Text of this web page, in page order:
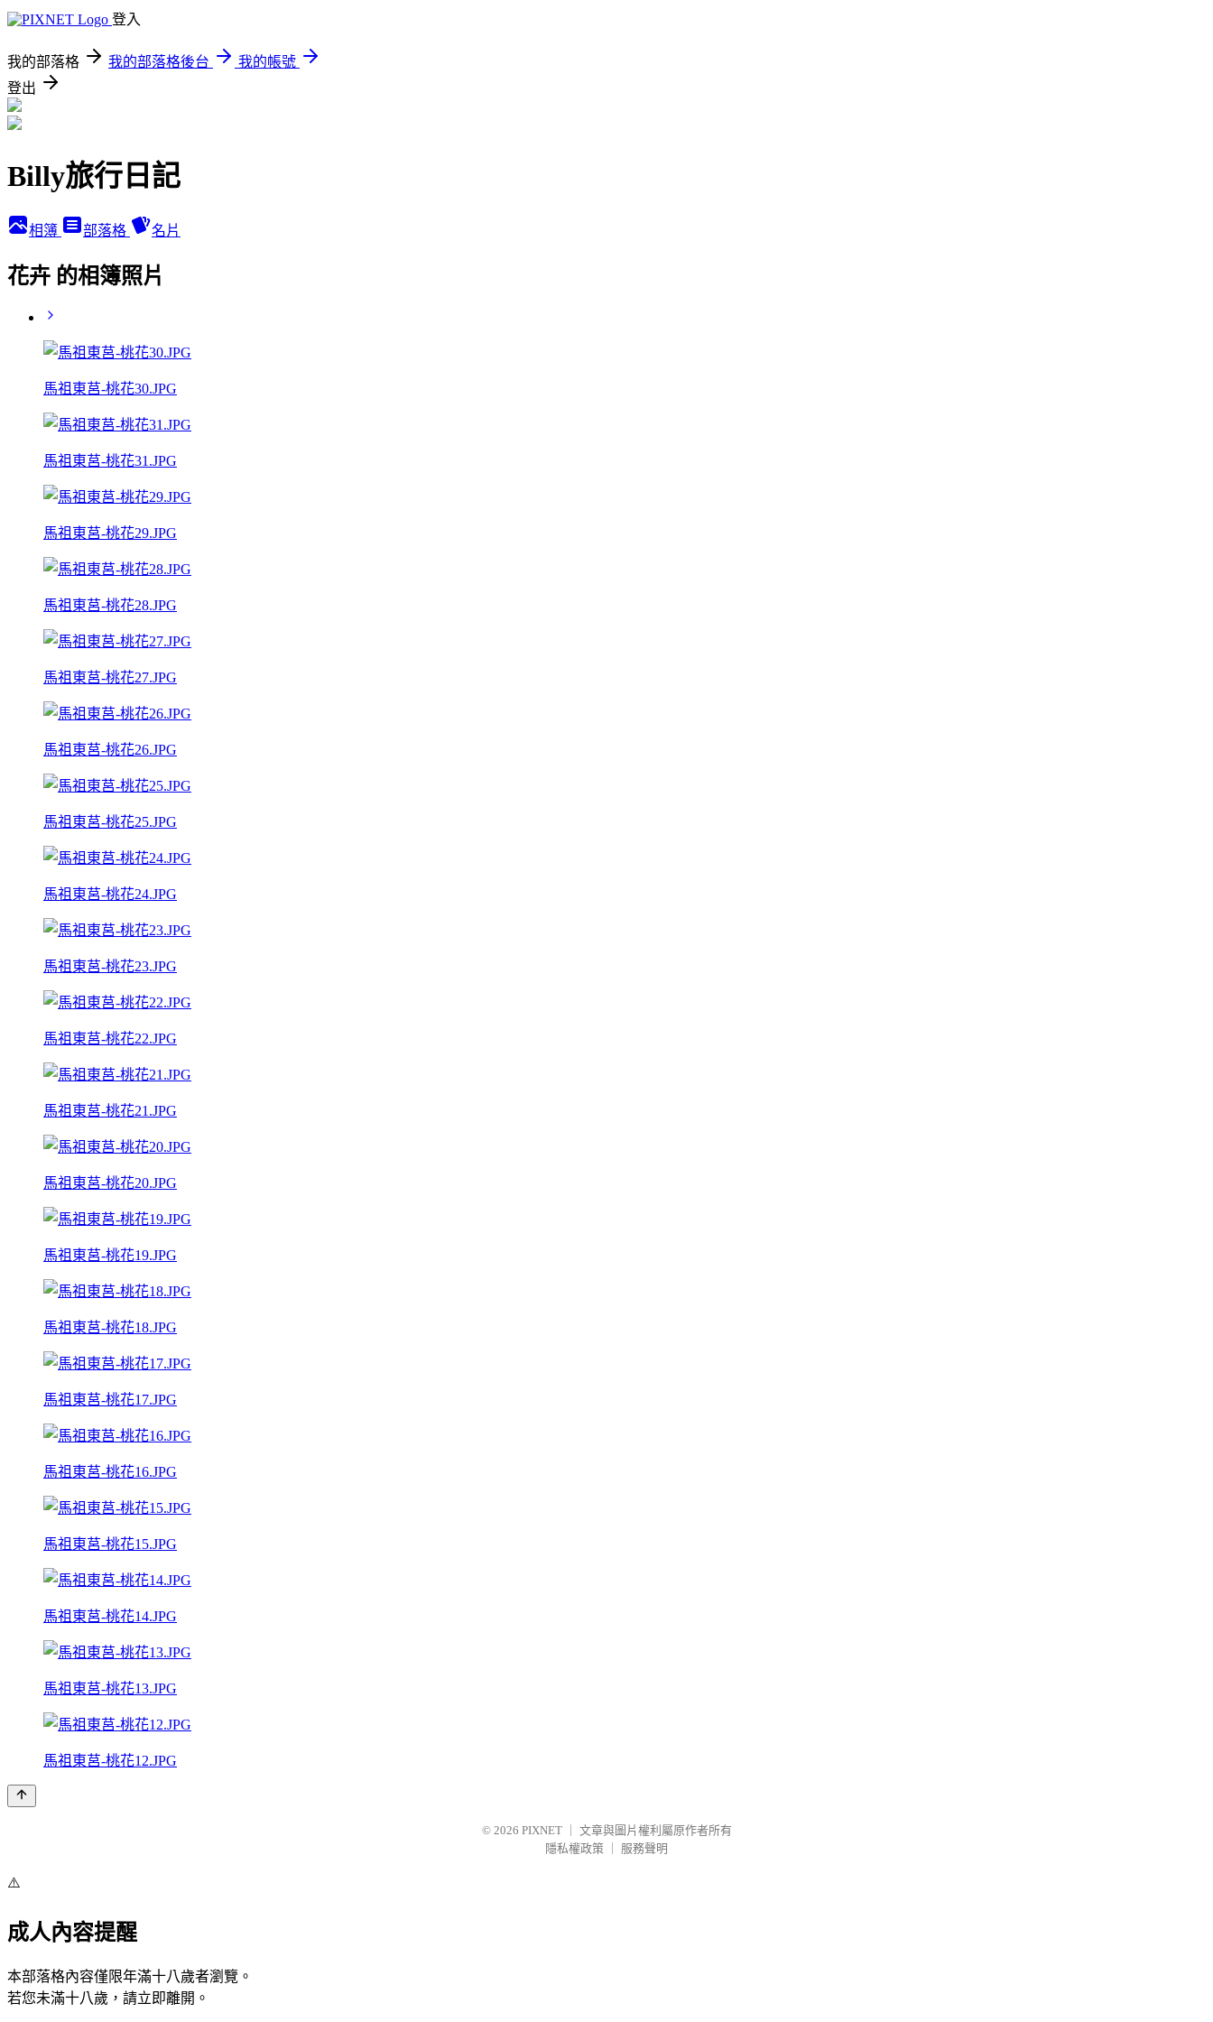
登入
我的部落格 我的部落格後台
我的帳號
登出
Billy旅行日記
相簿 部落格 名片
花卉 的相簿照片
馬祖東莒-桃花30.JPG
馬祖東莒-桃花31.JPG
馬祖東莒-桃花29.JPG
馬祖東莒-桃花28.JPG
馬祖東莒-桃花27.JPG
馬祖東莒-桃花26.JPG
馬祖東莒-桃花25.JPG
馬祖東莒-桃花24.JPG
馬祖東莒-桃花23.JPG
馬祖東莒-桃花22.JPG
馬祖東莒-桃花21.JPG
馬祖東莒-桃花20.JPG
馬祖東莒-桃花19.JPG
馬祖東莒-桃花18.JPG
馬祖東莒-桃花17.JPG
馬祖東莒-桃花16.JPG
馬祖東莒-桃花15.JPG
馬祖東莒-桃花14.JPG
馬祖東莒-桃花13.JPG
馬祖東莒-桃花12.JPG
© 2026 PIXNET
文章與圖片權利屬原作者所有
隱私權政策
服務聲明
⚠️
成人內容提醒
本部落格內容僅限年滿十八歲者瀏覽。
若您未滿十八歲，請立即離開。